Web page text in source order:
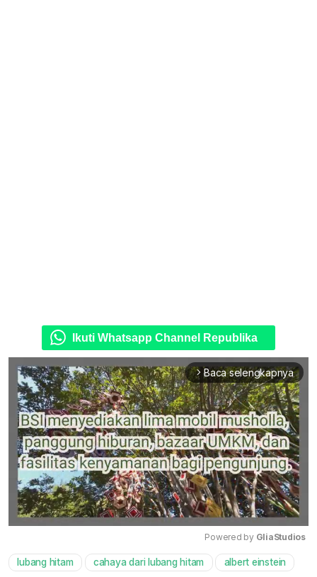
Ikuti Whatsapp Channel Republika
arrow_forward_ios Baca selengkapnya
Mute
Powered by GliaStudios
lubang hitam cahaya dari lubang hitam albert einstein